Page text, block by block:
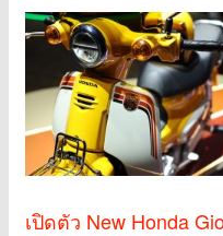
เปิดตัว New Honda